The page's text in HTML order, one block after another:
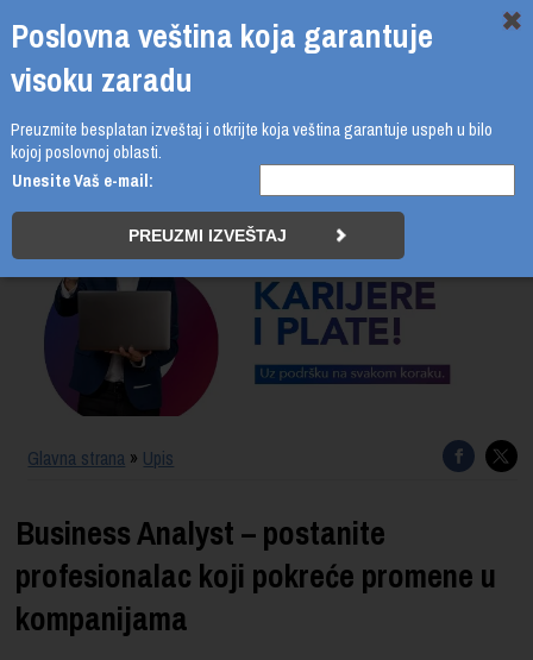
Poslovna veština koja garantuje
visoku zaradu
Preuzmite besplatan izveštaj i otkrijte koja veština garantuje uspeh u bilo
kojoj poslovnoj oblasti.
Unesite Vaš e-mail:
011 4011 210
PROGRAMI
UPIS
ŠTA DOBIJATE
UČENJE NA DALJINU
SERTIFIKACIJA
Glavna strana » Upis
Business Analyst – postanite
profesionalac koji pokreće promene u
kompanijama